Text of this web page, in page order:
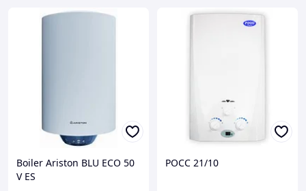
Boiler Ariston BLU ECO 50
V ES
РОСС 21/10